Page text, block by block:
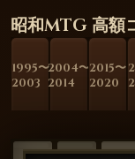
昭和MTG 高額
1995〜
2003
2004〜
2014
2015〜
2020